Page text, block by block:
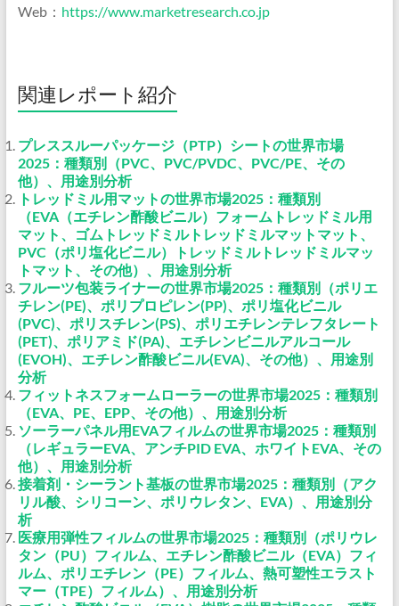
Web： https://www.marketresearch.co.jp
関連レポート紹介
プレススルーパッケージ（PTP）シートの世界市場
2025：種類別（PVC、PVC/PVDC、PVC/PE、その
他）、用途別分析
トレッドミル用マットの世界市場2025：種類別
（EVA（エチレン酢酸ビニル）フォームトレッドミル用
マット、ゴムトレッドミルトレッドミルマットマット、
PVC（ポリ塩化ビニル）トレッドミルトレッドミルマッ
トマット、その他）、用途別分析
フルーツ包装ライナーの世界市場2025：種類別（ポリエ
チレン(PE)、ポリプロピレン(PP)、ポリ塩化ビニル
(PVC)、ポリスチレン(PS)、ポリエチレンテレフタレート
(PET)、ポリアミド(PA)、エチレンビニルアルコール
(EVOH)、エチレン酢酸ビニル(EVA)、その他）、用途別
分析
フィットネスフォームローラーの世界市場2025：種類別
（EVA、PE、EPP、その他）、用途別分析
ソーラーパネル用EVAフィルムの世界市場2025：種類別
（レギュラーEVA、アンチPID EVA、ホワイトEVA、その
他）、用途別分析
接着剤・シーラント基板の世界市場2025：種類別（アク
リル酸、シリコーン、ポリウレタン、EVA）、用途別分
析
医療用弾性フィルムの世界市場2025：種類別（ポリウレ
タン（PU）フィルム、エチレン酢酸ビニル（EVA）フィ
ルム、ポリエチレン（PE）フィルム、熱可塑性エラスト
マー（TPE）フィルム）、用途別分析